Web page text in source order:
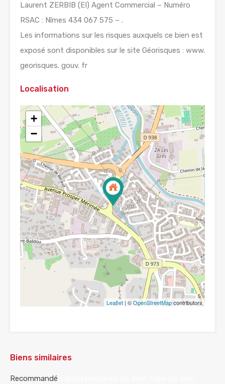
Laurent ZERBIB (EI) Agent Commercial – Numéro
RSAC : Nîmes 434 067 575 – .
Les informations sur les risques auxquels ce bien est
exposé sont disponibles sur le site Géorisques : www.
georisques. gouv. fr
Localisation
+
−
Leaflet | ©OpenStreetMapcontributors
Biens similaires
Recommandé